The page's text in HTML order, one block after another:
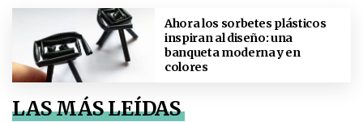
Ahora los sorbetes plásticos
inspiran al diseño: una
banqueta moderna y en
colores
LAS MÁS LEÍDAS